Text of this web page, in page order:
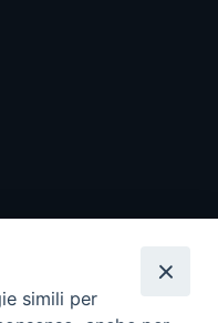
simili per